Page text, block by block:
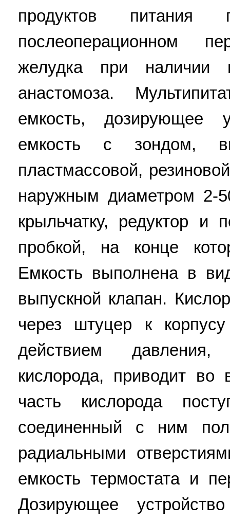
продуктов
послеоперационном
желудка при наличии
анастомоза.
емкость, дозирующее
емкость с зондом,
пластмассовой,
наружным диаметром 2-
крыльчатку, редуктор и
пробкой, на конце
Емкость выполнена в
выпускной клапан.
через штуцер к
действием давления,
кислорода, приводит
часть кислорода
соединенный с ним
радиальными
емкость термостата и
Дозирующее